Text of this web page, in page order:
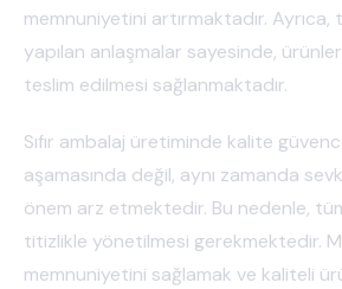
memnuniyetini artırmaktadır.
yapılan anlaşmalar sayesinde,
teslim edilmesi sağlanmaktadır.
Sıfır ambalaj üretiminde kalite
aşamasında değil, aynı zamanda
önem arz etmektedir. Bu nedenle,
titizlikle yönetilmesi gerekmektedir.
memnuniyetini sağlamak ve kaliteli